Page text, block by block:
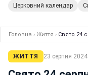
Церковний календар
Головна › Життя › Свято 24
ЖИТТЯ 23 серпня 2024